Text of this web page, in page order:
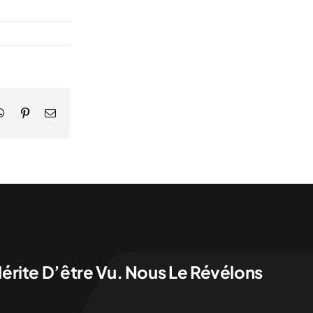
WhatsApp
PinterestEmail
D’être Vu. Nous Le Révélons